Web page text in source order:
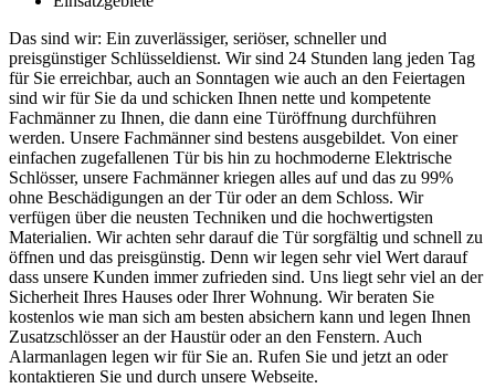
Das sind wir: Ein zuverlässiger, seriöser, schneller und
preisgünstiger Schlüsseldienst. Wir sind 24 Stunden lang jeden Tag
für Sie erreichbar, auch an Sonntagen wie auch an den Feiertagen
sind wir für Sie da und schicken Ihnen nette und kompetente
Fachmänner zu Ihnen, die dann eine Türöffnung durchführen
werden. Unsere Fachmänner sind bestens ausgebildet. Von einer
einfachen zugefallenen Tür bis hin zu hochmoderne Elektrische
Schlösser, unsere Fachmänner kriegen alles auf und das zu 99%
ohne Beschädigungen an der Tür oder an dem Schloss. Wir
verfügen über die neusten Techniken und die hochwertigsten
Materialien. Wir achten sehr darauf die Tür sorgfältig und schnell zu
öffnen und das preisgünstig. Denn wir legen sehr viel Wert darauf
dass unsere Kunden immer zufrieden sind. Uns liegt sehr viel an der
Sicherheit Ihres Hauses oder Ihrer Wohnung. Wir beraten Sie
kostenlos wie man sich am besten absichern kann und legen Ihnen
Zusatzschlösser an der Haustür oder an den Fenstern. Auch
Alarmanlagen legen wir für Sie an. Rufen Sie und jetzt an oder
kontaktieren Sie und durch unsere Webseite.